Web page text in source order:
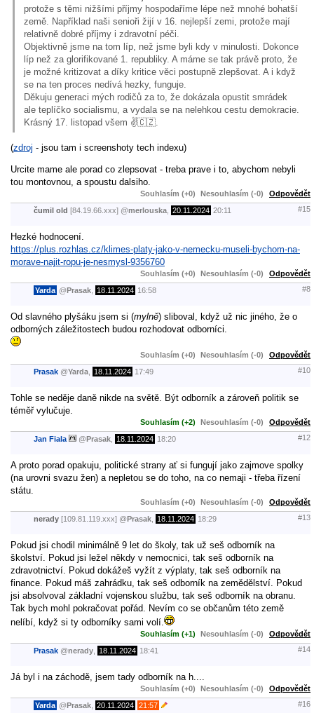
protože s těmi nižšími příjmy hospodaříme lépe než mnohé bohatší
země. Například naši senioři žijí v 16. nejlepší zemi, protože mají
relativně dobré příjmy i zdravotní péči.
Objektivně jsme na tom líp, než jsme byli kdy v minulosti. Dokonce
líp než za glorifikované 1. republiky. A máme se tak právě proto, že
je možné kritizovat a díky kritice věci postupně zlepšovat. A i když
se na ten proces nedívá hezky, funguje.
Děkuju generaci mých rodičů za to, že dokázala opustit smrádek
ale teplíčko socialismu, a vydala se na nelehkou cestu demokracie.
Krásný 17. listopad všem ✌️🇨🇿.
(zdroj - jsou tam i screenshoty tech indexu)
Urcite mame ale porad co zlepsovat - treba prave i to, abychom nebyli
tou montovnou, a spoustu dalsiho.
Souhlasím (+0) Nesouhlasím (-0) Odpovědět
čumil old [84.19.66.xxx] @merlouska 20.11.2024 20:11 #15
Hezké hodnocení.
https://plus.rozhlas.cz/klimes-platy-jako-v-nemecku-museli-bychom-na-
morave-najit-ropu-je-nesmysl-9356760
Souhlasím (+0) Nesouhlasím (-0) Odpovědět
Yarda @Prasak 18.11.2024 16:58 #8
Od slavného plyšáku jsem si (mylně) sliboval, když už nic jiného, že o
odborných záležitostech budou rozhodovat odborníci.
Souhlasím (+0) Nesouhlasím (-0) Odpovědět
Prasak @Yarda 18.11.2024 17:49 #10
Tohle se neděje daně nikde na světě. Být odborník a zároveň politik se
téměř vylučuje.
Souhlasím (+2) Nesouhlasím (-0) Odpovědět
Jan Fiala @Prasak 18.11.2024 18:20 #12
A proto porad opakuju, politické strany ať si fungují jako zajmove spolky
(na urovni svazu žen) a nepletou se do toho, na co nemaji - třeba řízení
státu.
Souhlasím (+0) Nesouhlasím (-0) Odpovědět
nerady [109.81.119.xxx] @Prasak 18.11.2024 18:29 #13
Pokud jsi chodil minimálně 9 let do školy, tak už seš odborník na
školství. Pokud jsi ležel někdy v nemocnici, tak seš odborník na
zdravotnictví. Pokud dokážeš vyžít z výplaty, tak seš odborník na
finance. Pokud máš zahrádku, tak seš odborník na zemědělství. Pokud
jsi absolvoval základní vojenskou službu, tak seš odborník na obranu.
Tak bych mohl pokračovat pořád. Nevím co se občanům této země
nelíbí, když si ty odborníky sami volí.
Souhlasím (+1) Nesouhlasím (-0) Odpovědět
Prasak @nerady 18.11.2024 18:41 #14
Já byl i na záchodě, jsem tady odborník na h....
Souhlasím (+0) Nesouhlasím (-0) Odpovědět
Yarda @Prasak 20.11.2024 21:57 #16